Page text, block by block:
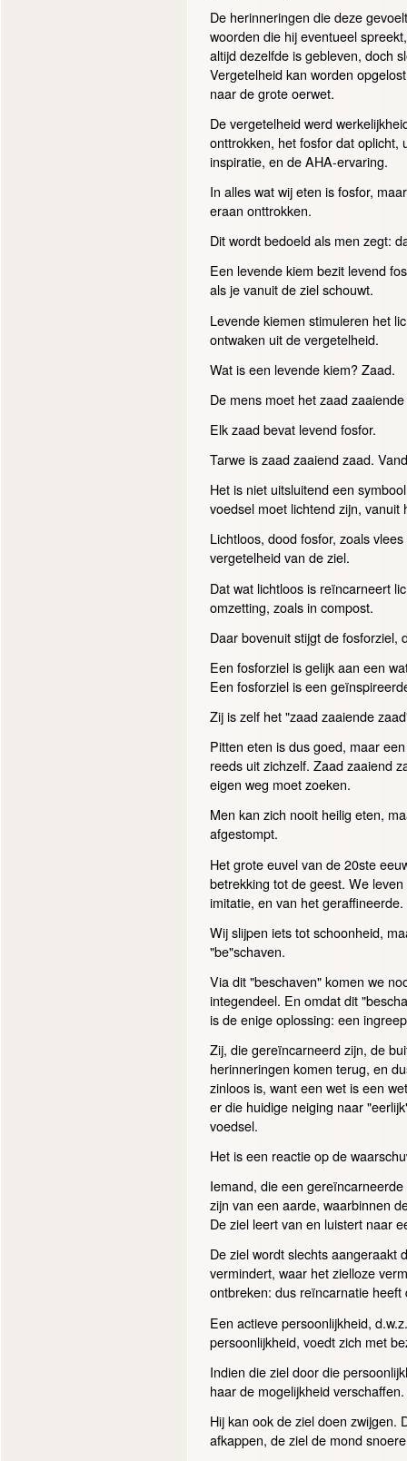
De herinneringen die deze
woorden die hij eventueel
altijd dezelfde is gebleven, doch
Vergetelheid kan worden
naar de grote oerwet.
De vergetelheid werd
onttrokken, het fosfor dat oplicht,
inspiratie, en de AHA-ervaring.
In alles wat wij eten is fosfor,
eraan onttrokken.
Dit wordt bedoeld als men zegt:
Een levende kiem bezit levend
als je vanuit de ziel schouwt.
Levende kiemen stimuleren het
ontwaken uit de vergetelheid.
Wat is een levende kiem? Zaad.
De mens moet het zaad
Elk zaad bevat levend fosfor.
Tarwe is zaad zaaiend zaad.
Het is niet uitsluitend een
voedsel moet lichtend zijn, vanuit
Lichtloos, dood fosfor, zoals
vergetelheid van de ziel.
Dat wat lichtloos is reïncarneert
omzetting, zoals in compost.
Daar bovenuit stijgt de fosforziel,
Een fosforziel is gelijk aan een
Een fosforziel is een
Zij is zelf het "zaad zaaiende
Pitten eten is dus goed, maar
reeds uit zichzelf. Zaad zaaiend
eigen weg moet zoeken.
Men kan zich nooit heilig eten,
afgestompt.
Het grote euvel van de 20ste
betrekking tot de geest. We
imitatie, en van het geraffineerde.
Wij slijpen iets tot schoonheid,
"be"schaven.
Via dit "beschaven" komen we
integendeel. En omdat dit
is de enige oplossing: een
Zij, die gereïncarneerd zijn, de
herinneringen komen terug, en
zinloos is, want een wet is een
er die huidige neiging naar
voedsel.
Het is een reactie op de
Iemand, die een
zijn van een aarde, waarbinnen
De ziel leert van en luistert naar
De ziel wordt slechts aangeraakt
vermindert, waar het zielloze
ontbreken: dus reïncarnatie
Een actieve persoonlijkheid,
persoonlijkheid, voedt zich met
Indien die ziel door die
haar de mogelijkheid verschaffen.
Hij kan ook de ziel doen zwijgen.
afkappen, de ziel de mond